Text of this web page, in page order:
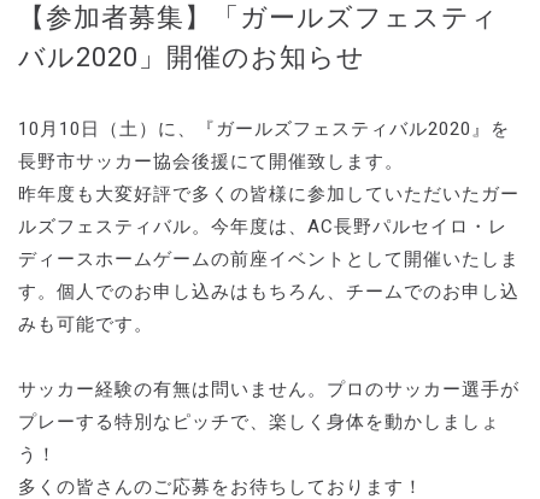
【参加者募集】「ガールズフェスティ
バル2020」開催のお知らせ
10月10日（土）に、『ガールズフェスティバル2020』を
長野市サッカー協会後援にて開催致します。
昨年度も大変好評で多くの皆様に参加していただいたガー
ルズフェスティバル。今年度は、AC長野パルセイロ・レ
ディースホームゲームの前座イベントとして開催いたしま
す。個人でのお申し込みはもちろん、チームでのお申し込
みも可能です。
サッカー経験の有無は問いません。プロのサッカー選手が
プレーする特別なピッチで、楽しく身体を動かしましょ
う！
多くの皆さんのご応募をお待ちしております！